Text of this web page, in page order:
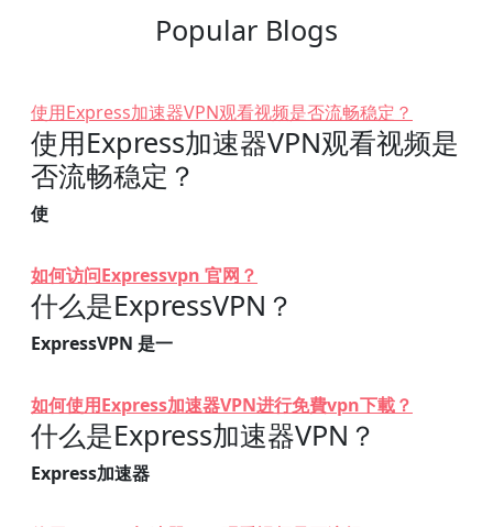
Popular Blogs
使用Express加速器VPN观看视频是否流畅稳定？
使用Express加速器VPN观看视频是
否流畅稳定？
使
如何访问Expressvpn 官网？
什么是ExpressVPN？
ExpressVPN 是一
如何使用Express加速器VPN进行免費vpn下載？
什么是Express加速器VPN？
Express加速器